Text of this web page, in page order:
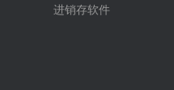
进销存软件